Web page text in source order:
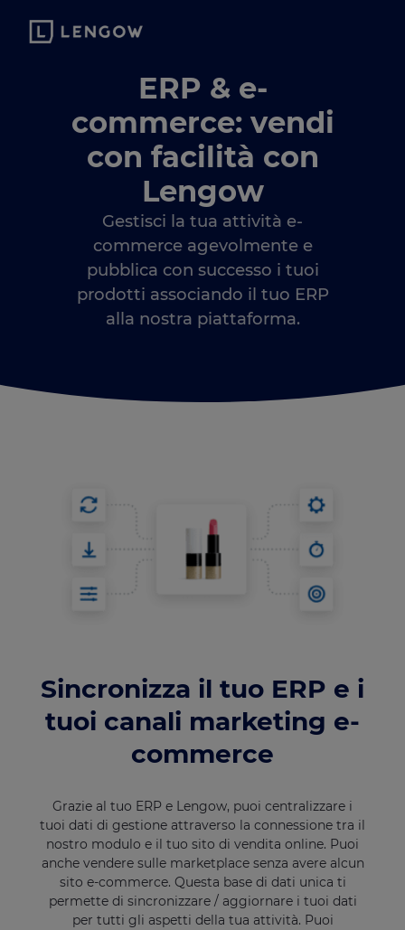
ERP & e-
commerce: vendi
con facilità con
Lengow
Gestisci la tua attività e-
commerce agevolmente e
pubblica con successo i tuoi
prodotti associando il tuo ERP
alla nostra piattaforma.
Sincronizza il tuo ERP e i
tuoi canali marketing e-
commerce
Grazie al tuo ERP e Lengow, puoi centralizzare i
tuoi dati di gestione attraverso la connessione tra il
nostro modulo e il tuo sito di vendita online. Puoi
anche vendere sulle marketplace senza avere alcun
sito e-commerce. Questa base di dati unica ti
permette di sincronizzare / aggiornare i tuoi dati
per tutti gli aspetti della tua attività. Puoi